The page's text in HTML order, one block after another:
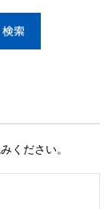
ください。